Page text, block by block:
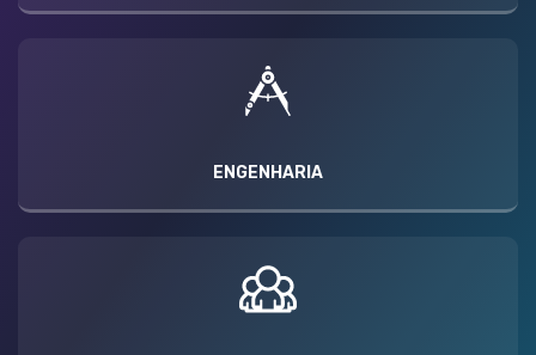
ENGENHARIA